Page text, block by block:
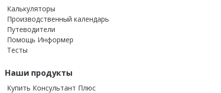
Калькуляторы
Производственный календарь
Путеводители
Помощь Информер
Тесты
Наши продукты
Купить Консультант Плюс